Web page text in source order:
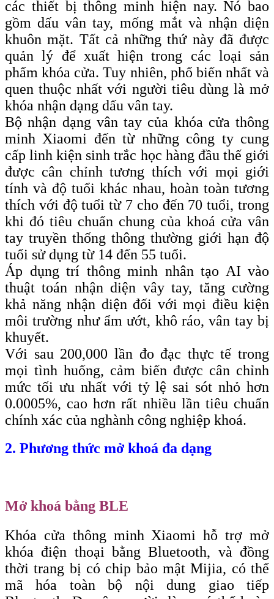
các thiết bị thông minh hiện nay. Nó bao
gồm dấu vân tay, mống mắt và nhận diện
khuôn mặt. Tất cả những thứ này đã được
quản lý để xuất hiện trong các loại sản
phẩm khóa cửa. Tuy nhiên, phổ biến nhất và
quen thuộc nhất với người tiêu dùng là mở
khóa nhận dạng dấu vân tay.
Bộ nhận dạng vân tay của khóa cửa thông
minh Xiaomi đến từ những công ty cung
cấp linh kiện sinh trắc học hàng đầu thế giới
được cân chỉnh tương thích với mọi giới
tính và độ tuổi khác nhau, hoàn toàn tương
thích với độ tuổi từ 7 cho đến 70 tuổi, trong
khi đó tiêu chuẩn chung của khoá cửa vân
tay truyền thống thông thường giới hạn độ
tuổi sử dụng từ 14 đến 55 tuổi.
Áp dụng trí thông minh nhân tạo AI vào
thuật toán nhận diện vây tay, tăng cường
khả năng nhận diện đối với mọi điều kiện
môi trường như ẩm ướt, khô ráo, vân tay bị
khuyết.
Với sau 200,000 lần đo đạc thực tế trong
mọi tình huống, cảm biến được cân chỉnh
mức tối ưu nhất với tỷ lệ sai sót nhỏ hơn
0.0005%, cao hơn rất nhiều lần tiêu chuẩn
chính xác của nghành công nghiệp khoá.
2. Phương thức mở khoá đa dạng
Mở khoá bằng BLE
Khóa cửa thông minh Xiaomi hỗ trợ mở
khóa điện thoại bằng Bluetooth, và đồng
thời trang bị có chip bảo mật Mijia, có thể
mã hóa toàn bộ nội dung giao tiếp